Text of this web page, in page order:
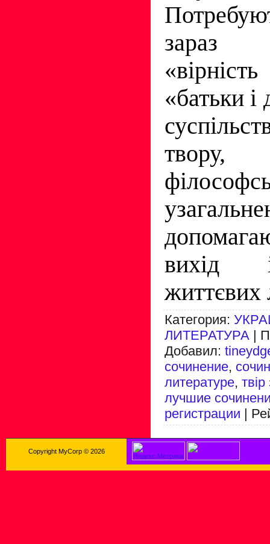
зараз
«батьки і
вихід
життєвих
Категория:
ЛИТЕРАТУРА |
Добавил:
сочинение,
литературе,
лучшие
регистрации |
Copyright MyCorp © 2026